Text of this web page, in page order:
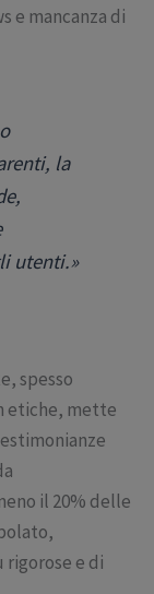
e mancanza di
la
utenti.»
spesso
etiche, mette
il 20% delle
e di